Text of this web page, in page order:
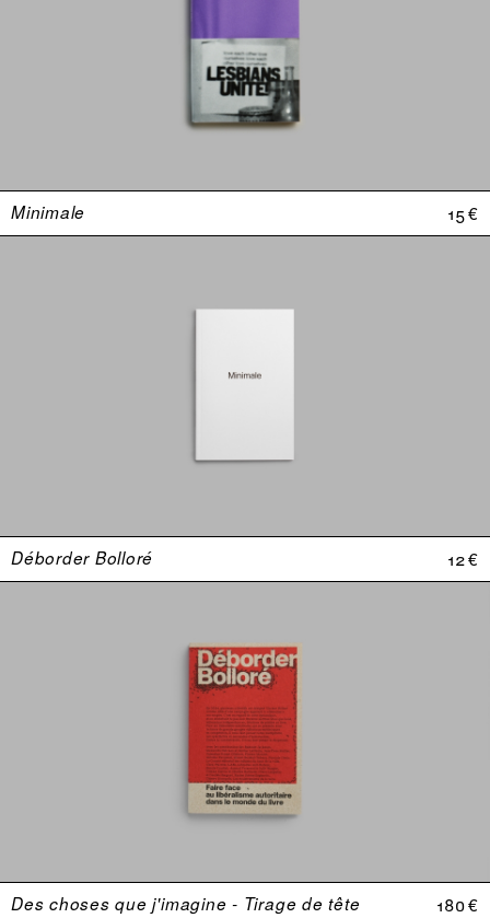
Minimale 15 €
Déborder Bolloré 12 €
Des choses que j'imagine - Tirage de tête 180 €